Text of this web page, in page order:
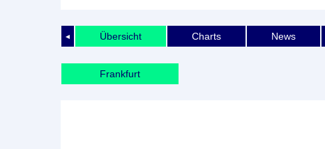
◄ Übersicht Charts News
Frankfurt